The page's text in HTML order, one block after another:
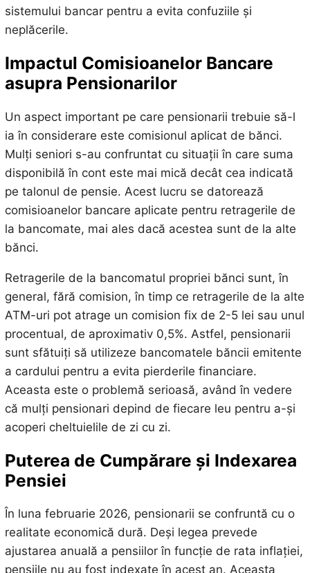
sistemului bancar pentru a evita confuziile și
neplăcerile.
Impactul Comisioanelor Bancare
asupra Pensionarilor
Un aspect important pe care pensionarii trebuie să-l
ia în considerare este comisionul aplicat de bănci.
Mulți seniori s-au confruntat cu situații în care suma
disponibilă în cont este mai mică decât cea indicată
pe talonul de pensie. Acest lucru se datorează
comisioanelor bancare aplicate pentru retragerile de
la bancomate, mai ales dacă acestea sunt de la alte
bănci.
Retragerile de la bancomatul propriei bănci sunt, în
general, fără comision, în timp ce retragerile de la alte
ATM-uri pot atrage un comision fix de 2-5 lei sau unul
procentual, de aproximativ 0,5%. Astfel, pensionarii
sunt sfătuiți să utilizeze bancomatele băncii emitente
a cardului pentru a evita pierderile financiare.
Aceasta este o problemă serioasă, având în vedere
că mulți pensionari depind de fiecare leu pentru a-și
acoperi cheltuielile de zi cu zi.
Puterea de Cumpărare și Indexarea
Pensiei
În luna februarie 2026, pensionarii se confruntă cu o
realitate economică dură. Deși legea prevede
ajustarea anuală a pensiilor în funcție de rata inflației,
pensiile nu au fost indexate în acest an. Aceasta